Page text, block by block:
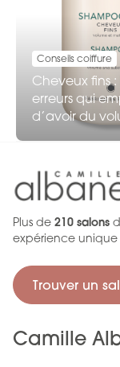
Conseils coiffure
Cheveux fins :
erreurs qui
d’avoir du
Plus de 210 salons
expérience
Trouver un
Camille